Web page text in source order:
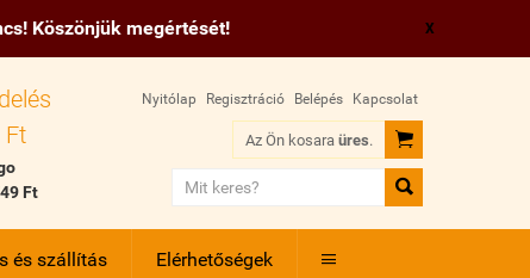
Köszönjük megértését! X
Ft
Ft
Nyitólap Regisztráció Belépés Kapcsolat
Az Ön kosara üres.


és szállítás Elérhetőségek 